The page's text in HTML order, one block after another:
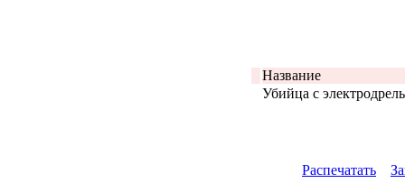
Название
Убийца с
Распечатать